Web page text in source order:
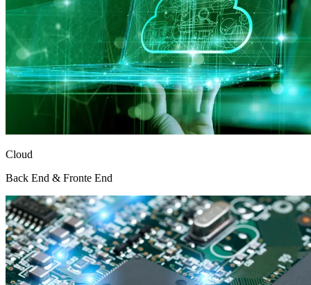
Cloud
Back End & Fronte End